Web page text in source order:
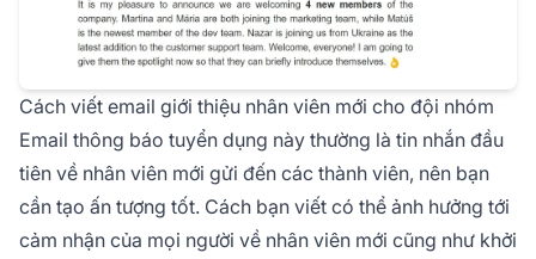
Cách viết email giới thiệu nhân viên mới cho đội nhóm
Email thông báo tuyển dụng này thường là tin nhắn đầu
tiên về nhân viên mới gửi đến các thành viên, nên bạn
cần tạo ấn tượng tốt. Cách bạn viết có thể ảnh hưởng tới
cảm nhận của mọi người về nhân viên mới cũng như khởi